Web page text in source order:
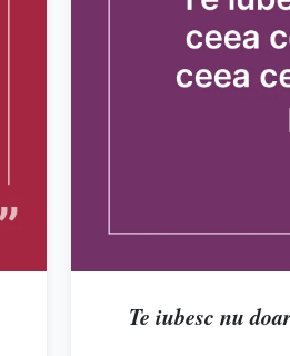
Te iubesc nu